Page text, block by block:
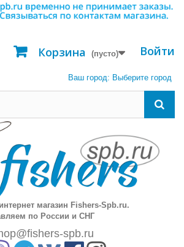
Войти
Корзина (пусто)
Ваш город: Выберите город
магазин Fishers-Spb.ru.
по России и СНГ
spb.ru